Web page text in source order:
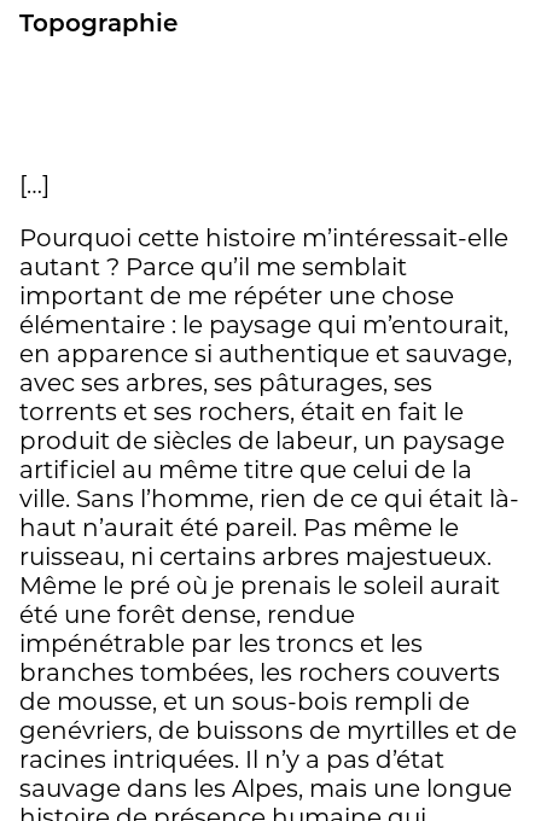
Topographie
[…]
Pourquoi cette histoire m’intéressait-elle
autant ? Parce qu’il me semblait
important de me répéter une chose
élémentaire : le paysage qui m’entourait,
en apparence si authentique et sauvage,
avec ses arbres, ses pâturages, ses
torrents et ses rochers, était en fait le
produit de siècles de labeur, un paysage
artificiel au même titre que celui de la
ville. Sans l’homme, rien de ce qui était là-
haut n’aurait été pareil. Pas même le
ruisseau, ni certains arbres majestueux.
Même le pré où je prenais le soleil aurait
été une forêt dense, rendue
impénétrable par les troncs et les
branches tombées, les rochers couverts
de mousse, et un sous-bois rempli de
genévriers, de buissons de myrtilles et de
racines intriquées. Il n’y a pas d’état
sauvage dans les Alpes, mais une longue